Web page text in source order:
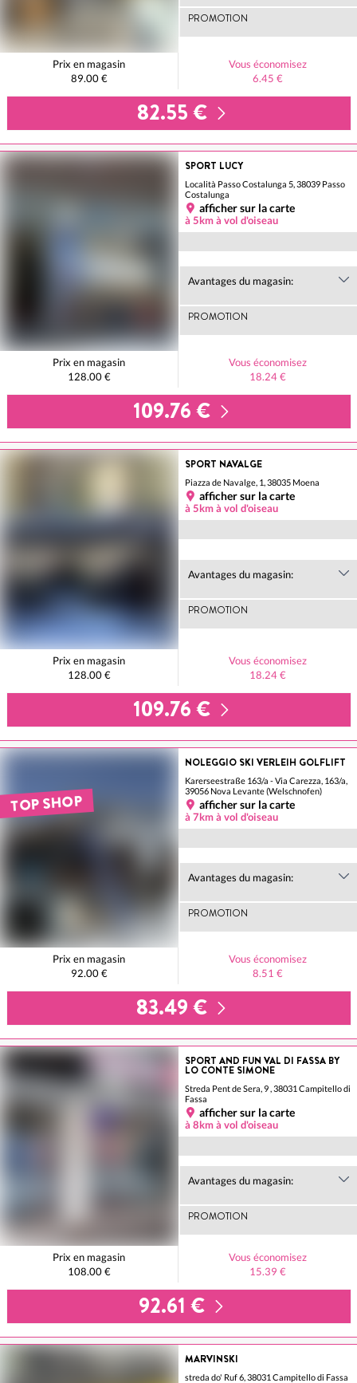
PROMOTION
Prix en magasin
89.00 €
Vous économisez
6.45 €
82.55 €
SPORT LUCY
Località Passo Costalunga 5, 38039 Passo
Costalunga
afficher sur la carte
à 5km à vol d'oiseau
Avantages du magasin:
PROMOTION
Prix en magasin
128.00 €
Vous économisez
18.24 €
109.76 €
SPORT NAVALGE
Piazza de Navalge, 1, 38035 Moena
afficher sur la carte
à 5km à vol d'oiseau
Avantages du magasin:
PROMOTION
Prix en magasin
128.00 €
Vous économisez
18.24 €
109.76 €
TOP SHOP
NOLEGGIO SKI VERLEIH GOLFLIFT
Karerseestraße 163/a - Via Carezza, 163/a,
39056 Nova Levante (Welschnofen)
afficher sur la carte
à 7km à vol d'oiseau
Avantages du magasin:
PROMOTION
Prix en magasin
92.00 €
Vous économisez
8.51 €
83.49 €
SPORT AND FUN VAL DI FASSA BY
LO CONTE SIMONE
Streda Pent de Sera, 9 , 38031 Campitello di
Fassa
afficher sur la carte
à 8km à vol d'oiseau
Avantages du magasin:
PROMOTION
Prix en magasin
108.00 €
Vous économisez
15.39 €
92.61 €
MARVINSKI
streda do' Ruf 6, 38031 Campitello di Fassa